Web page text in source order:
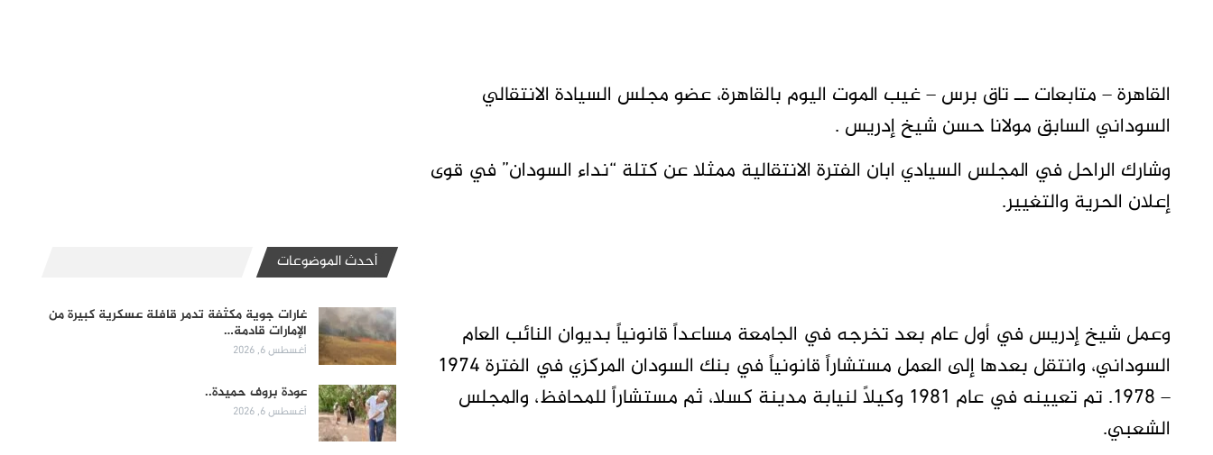
القاهرة – متابعات ــ تاق برس – غيب الموت اليوم بالقاهرة، عضو مجلس السيادة الانتقالي
السوداني السابق مولانا حسن شيخ إدريس .
وشارك الراحل في المجلس السيادي ابان الفترة الانتقالية ممثلا عن كتلة “نداء السودان” في قوى
إعلان الحرية والتغيير.
وعمل شيخ إدريس في أول عام بعد تخرجه في الجامعة مساعداً قانونياً بديوان النائب العام
السوداني، وانتقل بعدها إلى العمل مستشاراً قانونياً في بنك السودان المركزي في الفترة 1974
– 1978. تم تعيينه في عام 1981 وكيلاً لنيابة مدينة كسلا، ثم مستشاراً للمحافظ، والمجلس
الشعبي.
أحدث الموضوعات
غارات جوية مكثفة تدمر قافلة عسكرية كبيرة من
الإمارات قادمة…
أغسطس 6, 2026
عودة بروف حميدة..
أغسطس 6, 2026